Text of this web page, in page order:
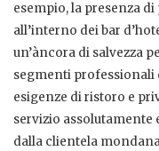
esempio, la presenza
all’interno dei bar
un’àncora di salvezza
segmenti professionali
esigenze di ristoro e
servizio assolutamente
dalla clientela